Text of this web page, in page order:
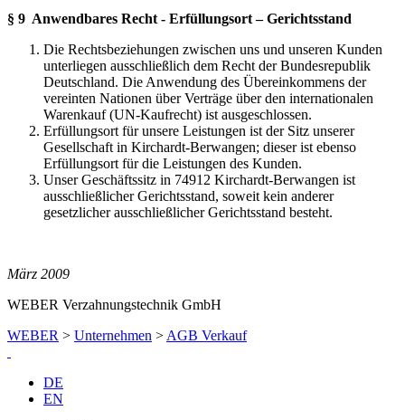
§ 9 Anwendbares Recht - Erfüllungsort – Gerichtsstand
Die Rechtsbeziehungen zwischen uns und unseren Kunden
unterliegen ausschließlich dem Recht der Bundesrepublik
Deutschland. Die Anwendung des Übereinkommens der
vereinten Nationen über Verträge über den internationalen
Warenkauf (UN-Kaufrecht) ist ausgeschlossen.
Erfüllungsort für unsere Leistungen ist der Sitz unserer
Gesellschaft in Kirchardt-Berwangen; dieser ist ebenso
Erfüllungsort für die Leistungen des Kunden.
Unser Geschäftssitz in 74912 Kirchardt-Berwangen ist
ausschließlicher Gerichtsstand, soweit kein anderer
gesetzlicher ausschließlicher Gerichtsstand besteht.
März 2009
WEBER Verzahnungstechnik GmbH
WEBER > Unternehmen > AGB Verkauf
DE
EN